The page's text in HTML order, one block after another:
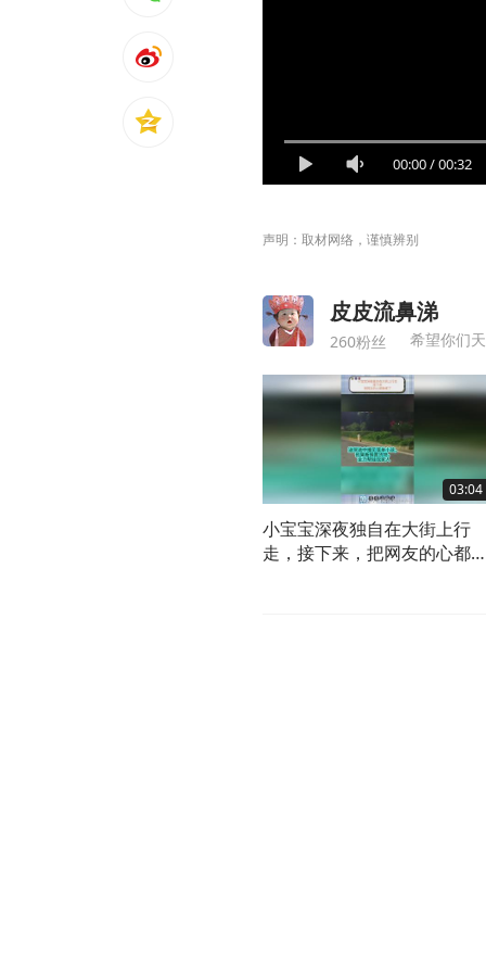
00:00/00:32
声明：取材网络，谨慎辨别
皮皮流鼻涕
260粉丝 希望你们
03:04
小宝宝深夜独自在大街上行
走，接下来，把网友的心都